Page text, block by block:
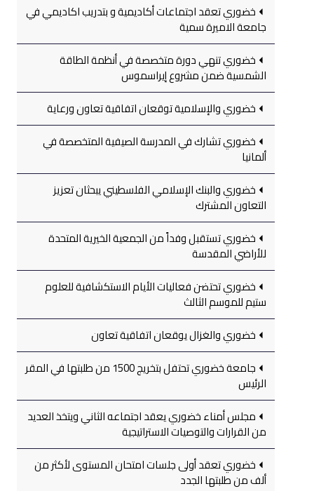
خضوري تعقد اجتماعات أكاديمية و بتدريب اكاديمي في
جامعة الاميرة سمية
خضوري تنهي دورة متخصصة في أنظمة الطاقة
الشمسية ضمن مشروع إيراسموس
خضوري والإسلامية توقعان اتفاقية تعاون ورعاية
خضوري تشارك في المدرسة الصيفية المتخصصة في
ألمانيا
خضوري والبنك الإسلامي الفلسطيني يبحثان تعزيز
التعاون المشترك
خضوري تستقبل وفداً من الجمعية الخيرية المتحدة
للأراضي المقدسة
خضوري تحتضن فعاليات الأيام الاستكشافية للعلوم
ستيم للموسم الثالث
خضوري والغزال يوقعان اتفاقية تعاون
جامعة خضوري تحتفل بتخريج 1500 من طلبتها في المقر
الرئيس
مجلس أمناء خضوري يعقد اجتماعه الثاني ويتخذ العديد
من القرارات والتوصيات الاستراتيجية
خضوري تعقد أولى جلسات امتحان المستوى لأكثر من
ألف من طلبتها الجدد